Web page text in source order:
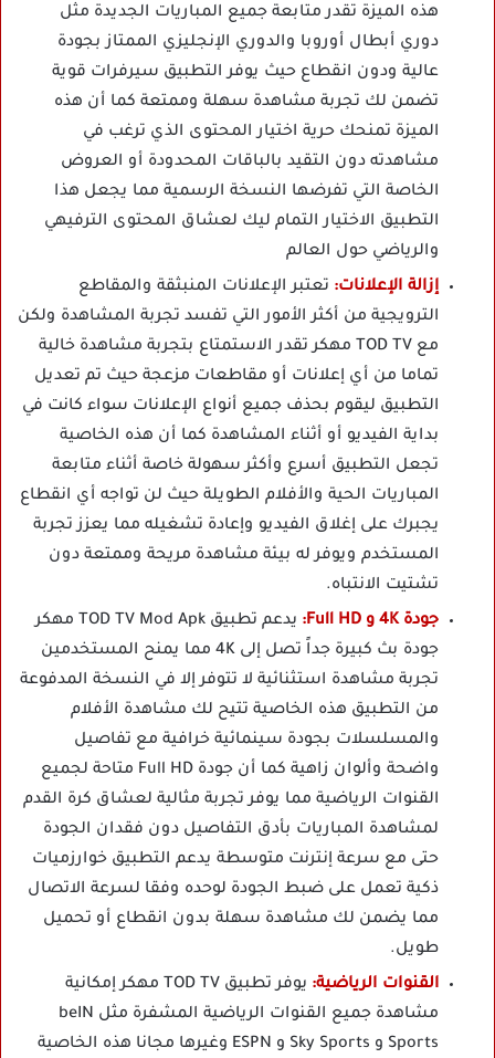
هذه الميزة تقدر متابعة جميع المباريات الجديدة مثل
دوري أبطال أوروبا والدوري الإنجليزي الممتاز بجودة
عالية ودون انقطاع حيث يوفر التطبيق سيرفرات قوية
تضمن لك تجربة مشاهدة سهلة وممتعة كما أن هذه
الميزة تمنحك حرية اختيار المحتوى الذي ترغب في
مشاهدته دون التقيد بالباقات المحدودة أو العروض
الخاصة التي تفرضها النسخة الرسمية مما يجعل هذا
التطبيق الاختيار التمام ليك لعشاق المحتوى الترفيهي
والرياضي حول العالم
إزالة الإعلانات: تعتبر الإعلانات المنبثقة والمقاطع
الترويجية من أكثر الأمور التي تفسد تجربة المشاهدة ولكن
مع TOD TV مهكر تقدر الاستمتاع بتجربة مشاهدة خالية
تماما من أي إعلانات أو مقاطعات مزعجة حيث تم تعديل
التطبيق ليقوم بحذف جميع أنواع الإعلانات سواء كانت في
بداية الفيديو أو أثناء المشاهدة كما أن هذه الخاصية
تجعل التطبيق أسرع وأكثر سهولة خاصة أثناء متابعة
المباريات الحية والأفلام الطويلة حيث لن تواجه أي انقطاع
يجبرك على إغلاق الفيديو وإعادة تشغيله مما يعزز تجربة
المستخدم ويوفر له بيئة مشاهدة مريحة وممتعة دون
تشتيت الانتباه.
جودة 4K و Full HD:
يدعم تطبيق TOD TV Mod Apk مهكر
جودة بث كبيرة جداً تصل إلى 4K مما يمنح المستخدمين
تجربة مشاهدة استثنائية لا تتوفر إلا في النسخة المدفوعة
من التطبيق هذه الخاصية تتيح لك مشاهدة الأفلام
والمسلسلات بجودة سينمائية خرافية مع تفاصيل
واضحة وألوان زاهية كما أن جودة Full HD متاحة لجميع
القنوات الرياضية مما يوفر تجربة مثالية لعشاق كرة القدم
لمشاهدة المباريات بأدق التفاصيل دون فقدان الجودة
حتى مع سرعة إنترنت متوسطة يدعم التطبيق خوارزميات
ذكية تعمل على ضبط الجودة لوحده وفقا لسرعة الاتصال
مما يضمن لك مشاهدة سهلة بدون انقطاع أو تحميل
طويل.
القنوات الرياضية:
يوفر تطبيق TOD TV مهكر إمكانية
مشاهدة جميع القنوات الرياضية المشفرة مثل beIN
Sports و Sky Sports و ESPN وغيرها مجانا هذه الخاصية